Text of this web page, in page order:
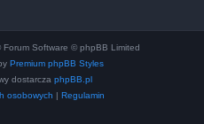
Forum Software © phpBB Limited
Premium phpBB Styles
dostarcza phpBB.pl
osobowych | Regulamin